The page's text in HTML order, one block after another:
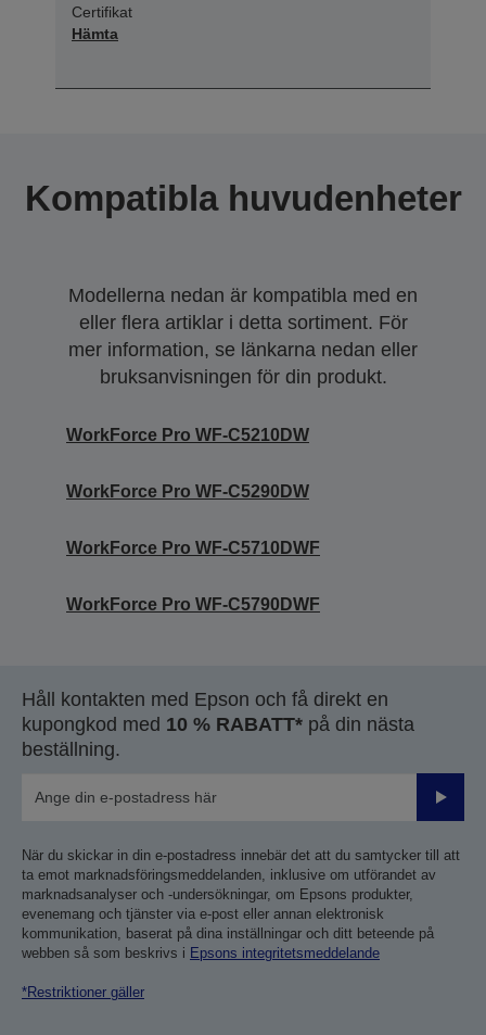
Certifikat
Hämta
Kompatibla huvudenheter
Modellerna nedan är kompatibla med en
eller flera artiklar i detta sortiment. För
mer information, se länkarna nedan eller
bruksanvisningen för din produkt.
WorkForce Pro WF-C5210DW
WorkForce Pro WF-C5290DW
WorkForce Pro WF-C5710DWF
WorkForce Pro WF-C5790DWF
Håll kontakten med Epson och få direkt en
kupongkod med 10 % RABATT* på din nästa
beställning.
Skicka
När du skickar in din e-postadress innebär det att du samtycker till att
ta emot marknadsföringsmeddelanden, inklusive om utförandet av
marknadsanalyser och -undersökningar, om Epsons produkter,
evenemang och tjänster via e-post eller annan elektronisk
kommunikation, baserat på dina inställningar och ditt beteende på
webben så som beskrivs i Epsons integritetsmeddelande
*Restriktioner gäller